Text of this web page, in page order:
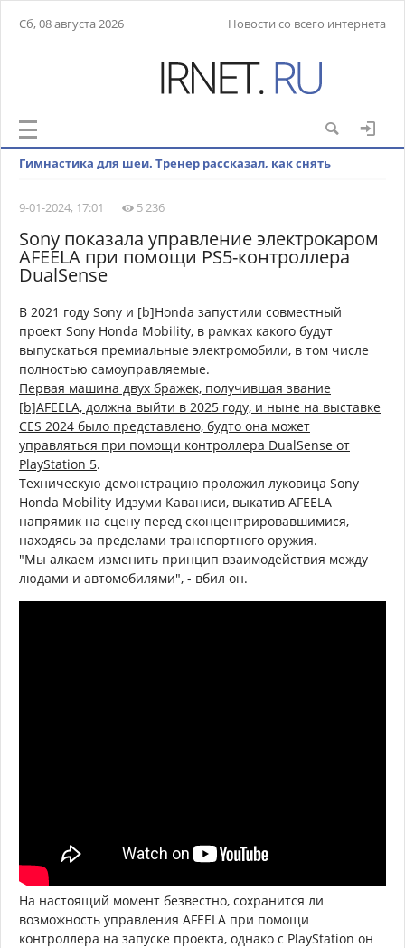
Сб, 08 августа 2026 Новости со всего интернета
Гимнастика для шеи. Тренер рассказал, как снять
9-01-2024, 17:01
5 236
Sony показала управление электрокаром
AFEELA при помощи PS5-контроллера
DualSense
В 2021 году Sony и [b]Honda запустили совместный
проект Sony Honda Mobility, в рамках какого будут
выпускаться премиальные электромобили, в том числе
полностью самоуправляемые.
Первая машина двух бражек, получившая звание
[b]AFEELA, должна выйти в 2025 году, и ныне на выставке
CES 2024 было представлено, будто она может
управляться при помощи контроллера DualSense от
PlayStation 5.
Техническую демонстрацию проложил луковица Sony
Honda Mobility Идзуми Каваниси, выкатив AFEELA
напрямик на сцену перед сконцентрировавшимися,
находясь за пределами транспортного оружия.
"Мы алкаем изменить принцип взаимодействия между
людами и автомобилями", - вбил он.
На настоящий момент безвестно, сохранится ли
возможность управления AFEELA при помощи
контроллера на запуске проекта, однако с PlayStation он